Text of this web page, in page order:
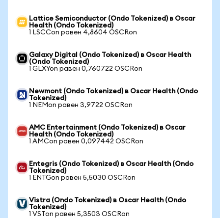
Lattice Semiconductor (Ondo Tokenized) в Oscar
Health (Ondo Tokenized)
1 LSCCon равен 4,8604 OSCRon
Galaxy Digital (Ondo Tokenized) в Oscar Health
(Ondo Tokenized)
1 GLXYon равен 0,760722 OSCRon
Newmont (Ondo Tokenized) в Oscar Health (Ondo
Tokenized)
1 NEMon равен 3,9722 OSCRon
AMC Entertainment (Ondo Tokenized) в Oscar
Health (Ondo Tokenized)
1 AMCon равен 0,097442 OSCRon
Entegris (Ondo Tokenized) в Oscar Health (Ondo
Tokenized)
1 ENTGon равен 5,5030 OSCRon
Vistra (Ondo Tokenized) в Oscar Health (Ondo
Tokenized)
1 VSTon равен 5,3503 OSCRon